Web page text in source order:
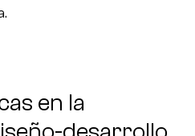
en la